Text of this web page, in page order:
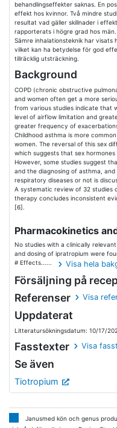
behandlingseffekter saknas. En
effekt hos kvinnor. Två mindre
resultat vad gäller skillnader i
rapporterats i högre grad hos män.
Sämre inhalationsteknik har visats
vilket kan ha betydelse för god
tillräcklig utsträckning.
Background
COPD (chronic obstructive
and women often get a more
from various studies indicate that
level of airflow limitation and
greater frequency of
Childhood asthma is more
women. The reversal of this sex
which suggests that sex
However, some studies suggest
and the diagnosing of asthma,
respiratory diseases or not is
A systematic review of 32 studies
therapy concludes inconsistent
[6].
Pharmacokinetics
No studies with a clinically
and dosing of ipratropium were
# Effects......
Visa hela
Försäljning på
Referenser Visa
Uppdaterat
Litteratursökningsdatum: 10/17/
Fasstexter Visa
Se även
Tiotropium
Janusmed kön och genus